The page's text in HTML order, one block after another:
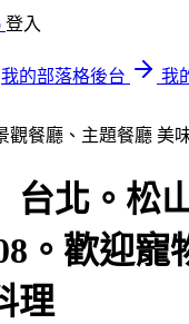
登入
我的部落格後台
我
觀餐廳、主題餐廳 美
台北。松
。歡迎寵
理